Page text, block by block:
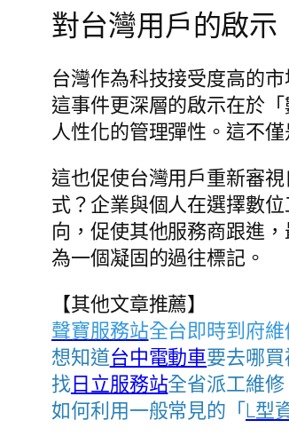
對台灣用戶的啟
台灣作為科技接受度高的
這事件更深層的啟示在於
人性化的管理彈性。這不
這也促使台灣用戶重新審
式？企業與個人在選擇數
向，促使其他服務商跟進
為一個凝固的過往標記。
【其他文章推薦】
聲寶服務站全台即時到府
想知道台中電動車要去哪
找日立服務站全省派工維修
如何利用一般常見的「L型